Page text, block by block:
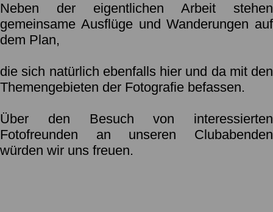
Neben der eigentlichen Arbeit stehen
gemeinsame Ausflüge und Wanderungen auf
dem Plan,
die sich natürlich ebenfalls hier und da mit den
Themengebieten der Fotografie befassen.
Über den Besuch von interessierten
Fotofreunden an unseren Clubabenden
würden wir uns freuen.